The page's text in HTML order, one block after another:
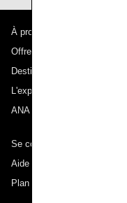
À propos d'ANA
Offres et annonces
Destinations desservies
L'expérience ANA
ANA Mileage Club
Se connecter à ANA
Aide technique (Accessibilité)
Plan du site